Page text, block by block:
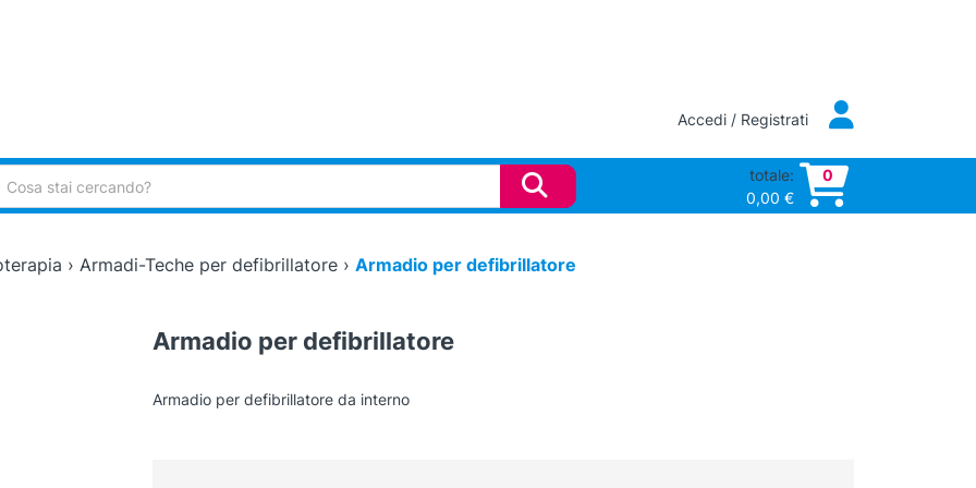
Accedi / Registrati
totale:
0,00 €
0
› Armadi-Teche per defibrillatore› Armadio per defibrillatore
Armadio per defibrillatore
Armadio per defibrillatore da interno